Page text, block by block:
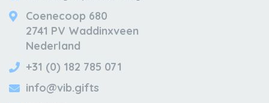
Coenecoop 680
2741 PV Waddinxveen
Nederland
+31 (0) 182 785 071
info@vib.gifts